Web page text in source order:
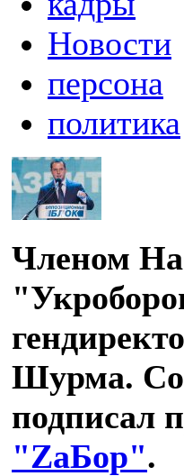
Новости
персона
политика
Членом
Шурма.
подписал
"ZаБор".